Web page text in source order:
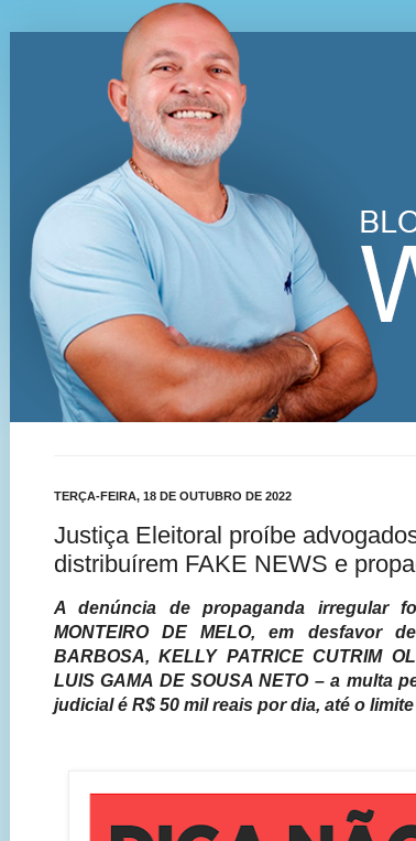
Blog Wilton
TERÇA-FEIRA, 18 DE OUTUBRO DE 2022
Justiça Eleitoral proíbe
distribuírem FAKE NEWS e
A denúncia de propaganda irregular
MONTEIRO DE MELO, em desfavor
BARBOSA, KELLY PATRICE CUTRIM
LUIS GAMA DE SOUSA NETO – a multa
judicial é R$ 50 mil reais por dia, até o limite